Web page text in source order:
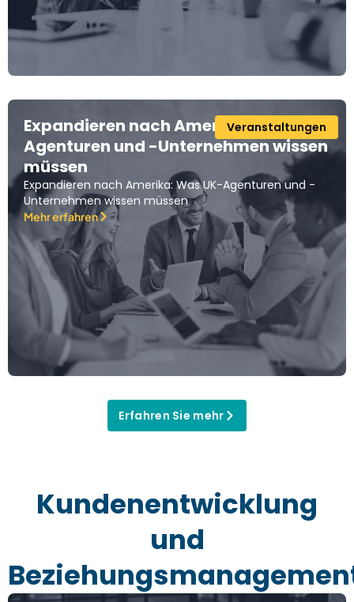
Veranstaltungen
Expandieren nach Amerika: Was UK-
Agenturen und -Unternehmen wissen
müssen
Expandieren nach Amerika: Was UK-Agenturen und -
Unternehmen wissen müssen
Mehr erfahren
Erfahren Sie mehr
Kundenentwicklung
und